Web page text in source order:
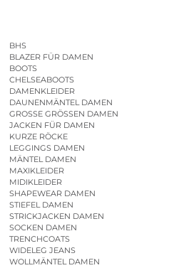
BHS
BLAZER FÜR DAMEN
BOOTS
CHELSEABOOTS
DAMENKLEIDER
DAUNENMÄNTEL DAMEN
GROSSE GRÖSSEN DAMEN
JACKEN FÜR DAMEN
KURZE RÖCKE
LEGGINGS DAMEN
MÄNTEL DAMEN
MAXIKLEIDER
MIDIKLEIDER
SHAPEWEAR DAMEN
STIEFEL DAMEN
STRICKJACKEN DAMEN
SOCKEN DAMEN
TRENCHCOATS
WIDELEG JEANS
WOLLMÄNTEL DAMEN